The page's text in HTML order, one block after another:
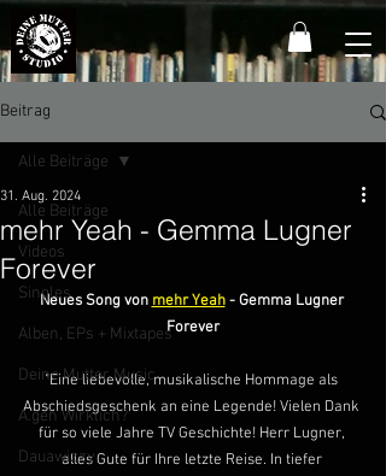
Beitrag
Alle Beiträge
Videos
Singles
Alben, EPs + Mixtapes
Deine Mutter Music
A.geh Wirklich?
Dauawizzy
Alle Beiträge
mehr Yeah - Gemma Lugner
Forever
31. Aug. 2024
Neues Song von mehr Yeah - Gemma Lugner
Forever
"Eine liebevolle, musikalische Hommage als
Abschiedsgeschenk an eine Legende! Vielen Dank
für so viele Jahre TV Geschichte! Herr Lugner,
alles Gute für Ihre letzte Reise. In tiefer